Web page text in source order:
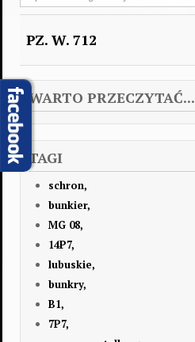
PZ. W. 712
WARTO PRZECZYTAĆ...
TAGI
schron,
bunkier,
MG 08,
14P7,
lubuskie,
bunkry,
B1,
7P7,